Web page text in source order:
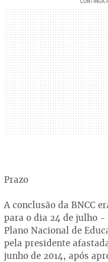
Prazo
A conclusão da BNCC
para o dia 24 de julho -
Plano Nacional de
pela presidente
junho de 2014, após